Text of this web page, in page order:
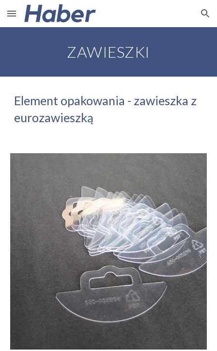
Skip to main content Skip to navigation
ZAWIESZKI
Element opakowania - zawieszka z
eurozawieszką